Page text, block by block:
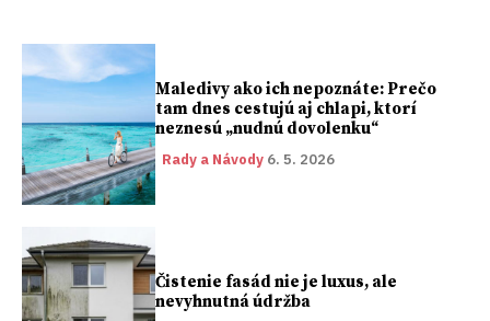
Maledivy ako ich nepoznáte: Prečo
tam dnes cestujú aj chlapi, ktorí
neznesú „nudnú dovolenku“
Rady a Návody 6. 5. 2026
Čistenie fasád nie je luxus, ale
nevyhnutná údržba